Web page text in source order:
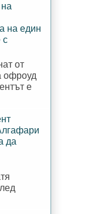
на един
с
от
офроуд
е
да